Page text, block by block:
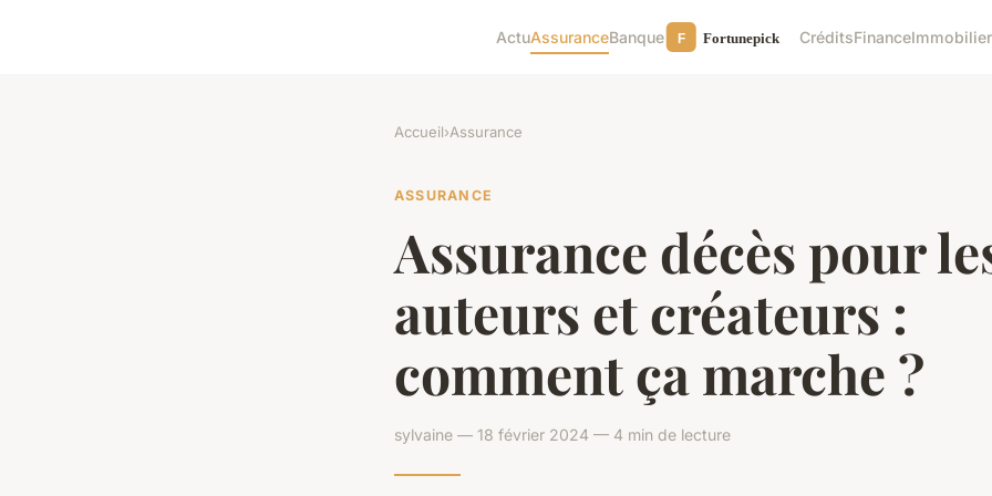
ActuAssuranceBanque CréditsFinanceImmobilier
Accueil›Assurance
ASSURANCE
Assurance décès pour
auteurs et créateurs :
comment ça marche ?
sylvaine — 18 février 2024 — 4 min de lecture